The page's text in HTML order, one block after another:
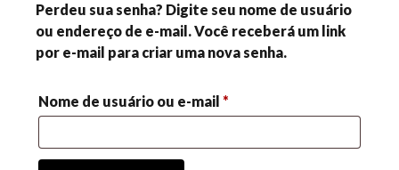
Perdeu sua senha? Digite seu nome de usuário
ou endereço de e-mail. Você receberá um link
por e-mail para criar uma nova senha.
Nome de usuário ou e-mail *